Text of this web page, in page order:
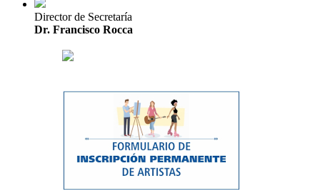
Director de Secretaría
Dr. Francisco Rocca